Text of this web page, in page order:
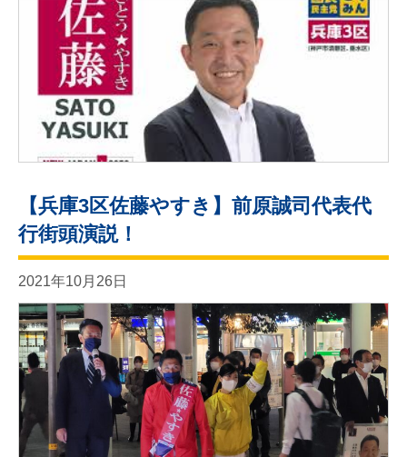
【兵庫3区佐藤やすき】前原誠司代表代
行街頭演説！
2021年10月26日